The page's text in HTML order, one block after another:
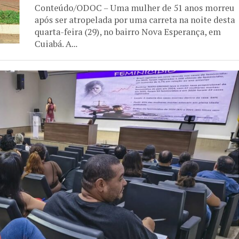
Conteúdo/ODOC – Uma mulher de 51 anos morreu
após ser atropelada por uma carreta na noite desta
quarta-feira (29), no bairro Nova Esperança, em
Cuiabá. A...